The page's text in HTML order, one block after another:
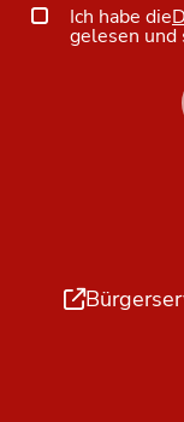
Ich habe die
gelesen und